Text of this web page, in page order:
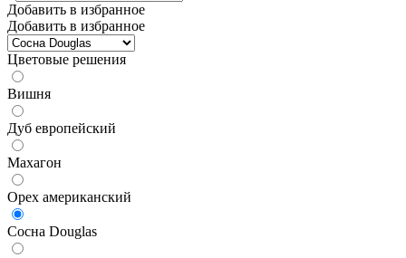
Добавить в избранное
Добавить в избранное
Цветовые решения
Вишня
Дуб европейский
Махагон
Орех американский
Сосна Douglas